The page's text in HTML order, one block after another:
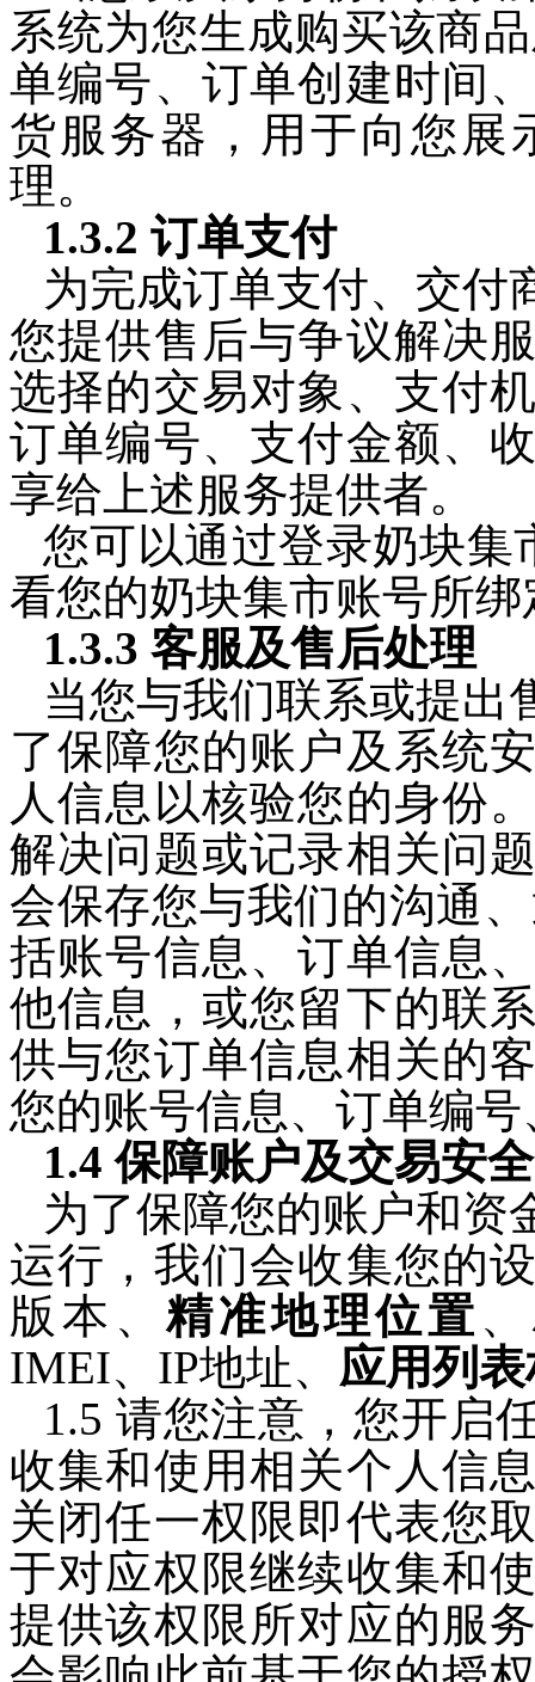
系统为您生成购买该商
单编号、订单创建时间
货服务器，用于向您展
理。
1.3.2 订单支付
为完成订单支付、交付
您提供售后与争议解决
选择的交易对象、支付
订单编号、支付金额、
享给上述服务提供者。
您可以通过登录奶块集
看您的奶块集市账号所
1.3.3 客服及售后处理
当您与我们联系或提出
了保障您的账户及系统
人信息以核验您的身份
解决问题或记录相关问
会保存您与我们的沟通
括账号信息、订单信息
他信息，或您留下的联
供与您订单信息相关的
您的账号信息、订单编
1.4 保障账户及交易安全
为了保障您的账户和资
运行，我们会收集您的
版本、精准地理位置 、
IMEI、IP地址、 应用列
1.5 请您注意，您开启
收集和使用相关个人信
关闭任一权限即代表您
于对应权限继续收集和
提供该权限所对应的服